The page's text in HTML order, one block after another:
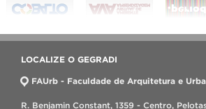
LOCALIZE O GEGRADI
FAUrb - Faculdade de Arquitetura e
R. Benjamin Constant, 1359 - Centro,